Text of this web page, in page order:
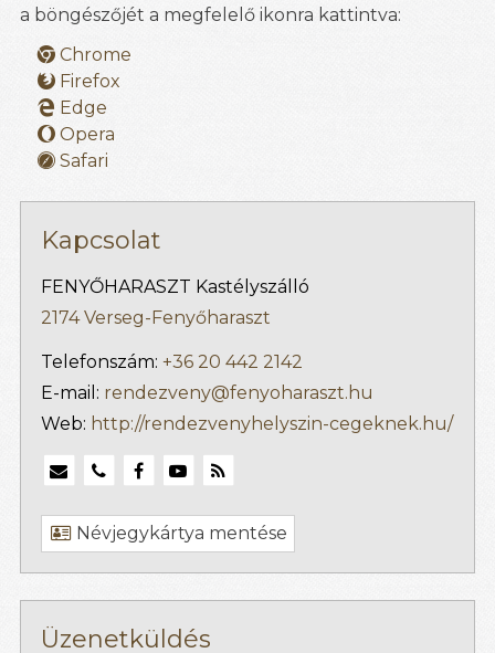
a böngészőjét a megfelelő ikonra kattintva:
Chrome
Firefox
Edge
Opera
Safari
Kapcsolat
FENYŐHARASZT Kastélyszálló
2174 Verseg-Fenyőharaszt
Telefonszám: +36 20 442 2142
E-mail: rendezveny@fenyoharaszt.hu
Web: http://rendezvenyhelyszin-cegeknek.hu/
Névjegykártya mentése
Üzenetküldés